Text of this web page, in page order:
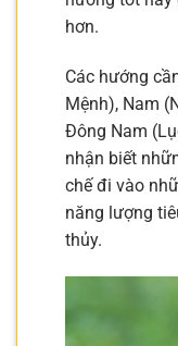
hơn.
Các hướng
Mệnh), Nam
Đông Nam
nhận biết
chế đi vào
năng lượng
thủy.